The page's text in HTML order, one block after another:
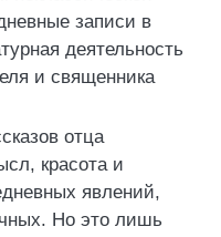
записи в
деятельность
и священника
отца
красота и
явлений,
Но это лишь